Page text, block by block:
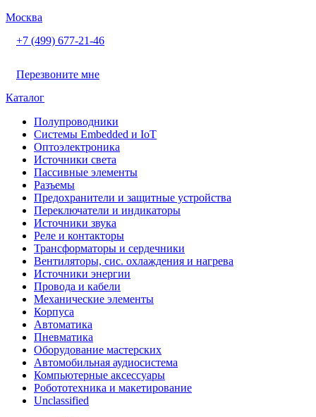
Москва
+7 (499) 677-21-46
Перезвоните мне
Каталог
Полупроводники
Системы Embedded и IoT
Oптоэлектроника
Источники света
Пассивные элементы
Разъeмы
Предохранители и защитные устройства
Переключатели и индикаторы
Источники звука
Реле и контакторы
Трансформаторы и сердечники
Вентиляторы, сис. охлаждения и нагрева
Источники энергии
Провода и кабели
Механические элементы
Корпуса
Автоматика
Пневматика
Оборудование мастерских
Автомобильная аудиосистема
Компьютерные аксессуары
Робототехника и макетирование
Unclassified